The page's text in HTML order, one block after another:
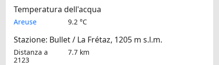
Temperatura dell'acqua
Areuse 9.2 °C
Stazione: Bullet / La Frétaz, 1205 m s.l.m.
Distanza a
2123
7.7 km